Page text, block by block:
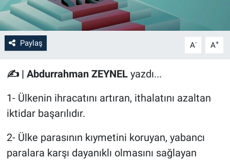
Paylaş A- A+
✍️ | Abdurrahman ZEYNELyazdı...
1- Ülkenin ihracatını artıran, ithalatını azaltan
iktidar başarılıdır.
2- Ülke parasının kıymetini koruyan, yabancı
paralara karşı dayanıklı olmasını sağlayan